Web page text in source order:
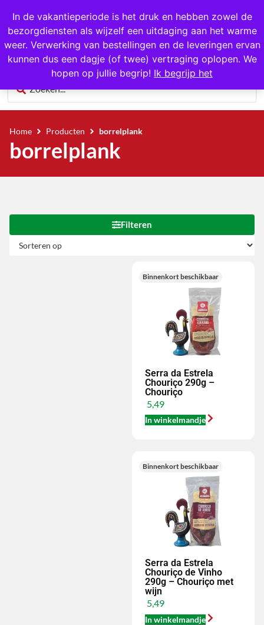
In de vakantieperiode is het druk en hebben zowel de
bezorgdiensten als wijzelf een uitdaging aan het warme
weer. Verwerking van bestellingen en de leveringen ervan
kunnen dus een dagje (of twee) vertraging oplopen. We
hopen op jullie begrip! Ik begrijp het
1000+ producten op voorraad
0
Home Producten borrelplank
borrelplank
Filteren
Binnenkort beschikbaar
Serra da Estrela
Chouriço 290g –
Chouriço
5,49
In winkelmandje
Binnenkort beschikbaar
Serra da Estrela
Chouriço de Vinho
290g – Chouriço met
wijn
5,49
In winkelmandje